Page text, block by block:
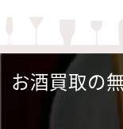
お酒買取の